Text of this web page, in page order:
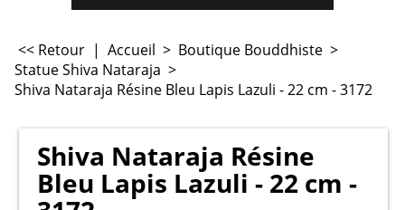
<< Retour | Accueil > Boutique Bouddhiste >
Statue Shiva Nataraja >
Shiva Nataraja Résine Bleu Lapis Lazuli - 22 cm - 3172
Shiva Nataraja Résine
Bleu Lapis Lazuli - 22 cm -